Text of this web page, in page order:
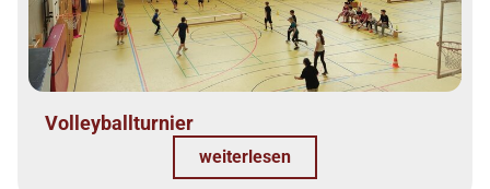
Volleyballturnier
weiterlesen